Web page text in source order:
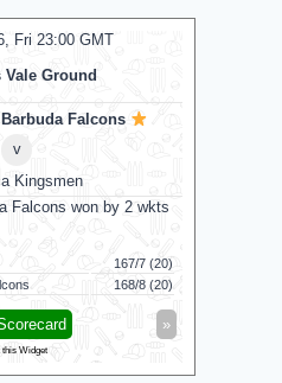
Fri 23:00 GMT
Vale Ground
Falcons
v
Kingsmen
Falcons won by 2 wkts
167/7 (20)
168/8 (20)
»
this Widget